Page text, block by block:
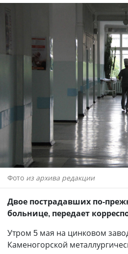
Фото из архива редакции
Двое пострадавших по-
больнице, передает
Утром 5 мая на цинковом
Каменогорской